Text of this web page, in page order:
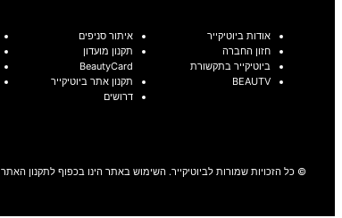
אודות ביוטיקייר
חזון החברה
ביוטיקייר בתקשורת
BEAUTV
איתור סניפים
תקנון מועדון
BeautyCard
תקנון אתר ביוטיקייר
דרושים
© כל הזכויות שמורות לביוטיקייר. השימוש באתר הינו בכפוף לתקנון האתר